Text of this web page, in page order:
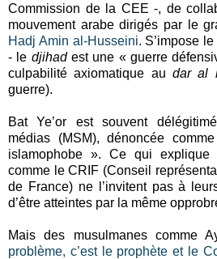
Commission de la CEE -, de
mouvement arabe dirigés par le
Hadj Amin al-Husseini. S’impose
- le djihad est une « guerre
culpabilité axiomatique au dar al
guerre).
Bat Ye’or est souvent
médias (MSM), dénoncée
islamophobe ». Ce qui explique
comme le CRIF (Conseil
de France) ne l’invitent pas à
d’être atteintes par la même
Mais des musulmanes comme
problème, c’est le prophète et le